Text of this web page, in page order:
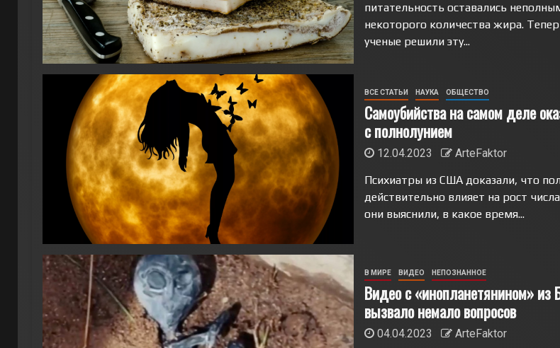
питательность оставались
некоторого количества жира.
ученые решили эту...
ВСЕ СТАТЬИ НАУКА ОБЩЕСТВО
Самоубийства на самом деле
с полнолунием
12.04.2023
ArteFaktor
Психиатры из США доказали, что
действительно влияет на рост
они выяснили, в какое время...
В МИРЕ ВИДЕО НЕПОЗНАННОЕ
Видео с «инопланетянином» из
вызвало немало вопросов
04.04.2023
ArteFaktor